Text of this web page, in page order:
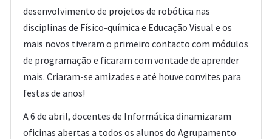
desenvolvimento de projetos de robótica nas
disciplinas de Físico-química e Educação Visual e os
mais novos tiveram o primeiro contacto com módulos
de programação e ficaram com vontade de aprender
mais. Criaram-se amizades e até houve convites para
festas de anos!
A 6 de abril, docentes de Informática dinamizaram
oficinas abertas a todos os alunos do Agrupamento